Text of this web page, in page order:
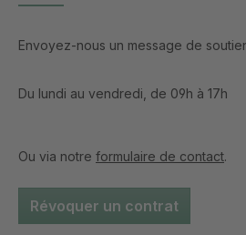
Envoyez-nous un message de
Du lundi au vendredi, de 09h à 17h
Ou via notre formulaire de contact.
Révoquer un contrat